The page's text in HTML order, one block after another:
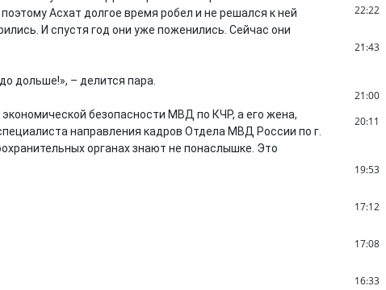
Асхат долгое время робел и не решался к ней
И спустя год они уже поженились. Сейчас они
дольше!», – делится пара.
безопасности МВД по КЧР, а его жена,
направления кадров Отдела МВД России по г.
органах знают не понаслышке. Это
22:22
21:43
21:00
20:11
19:53
17:12
17:08
16:33